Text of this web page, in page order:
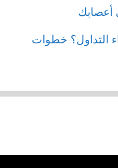
أعصابك
التداول؟ خطوات